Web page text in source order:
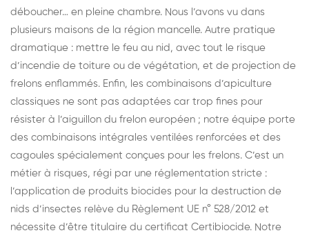
déboucher… en pleine chambre. Nous l’avons vu dans
plusieurs maisons de la région mancelle. Autre pratique
dramatique : mettre le feu au nid, avec tout le risque
d’incendie de toiture ou de végétation, et de projection de
frelons enflammés. Enfin, les combinaisons d’apiculture
classiques ne sont pas adaptées car trop fines pour
résister à l’aiguillon du frelon européen ; notre équipe porte
des combinaisons intégrales ventilées renforcées et des
cagoules spécialement conçues pour les frelons. C’est un
métier à risques, régi par une réglementation stricte :
l’application de produits biocides pour la destruction de
nids d’insectes relève du Règlement UE n° 528/2012 et
nécessite d’être titulaire du certificat Certibiocide. Notre